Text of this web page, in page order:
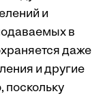
и
в
даже
и другие
поскольку